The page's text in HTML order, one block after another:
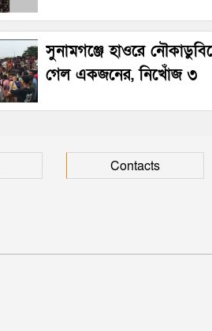
সুনামগঞ্জে হাওরে
গেল একজনের, নিখোঁজ ৩
Contacts